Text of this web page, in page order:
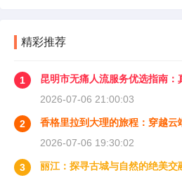
精彩推荐
1
昆明市无痛人流服务优选指南：
2026-07-06 21:00:03
2
香格里拉到大理的旅程：穿越云
2026-07-06 19:30:02
3
丽江：探寻古城与自然的绝美交